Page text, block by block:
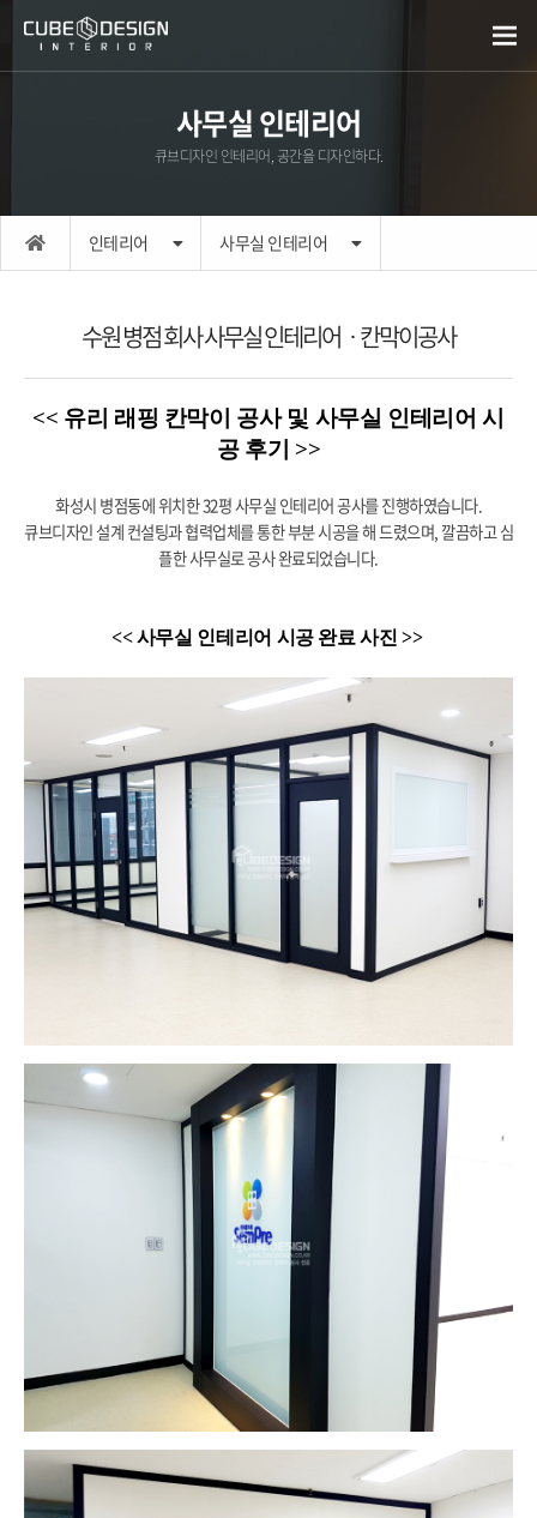
사무실 인테리어
큐브디자인 인테리어, 공간을 디자인하다.
인테리어 사무실 인테리어
수원 병점 회사 사무실 인테리어ㆍ칸막이공사
<< 유리 래핑 칸막이 공사 및 사무실 인테리어 시
공 후기 >>
화성시 병점동에 위치한 32평 사무실 인테리어 공사를 진행하였습니다.
큐브디자인 설계 컨설팅과 협력업체를 통한 부분 시공을 해 드렸으며, 깔끔하고 심
플한 사무실로 공사 완료되었습니다.
<< 사무실 인테리어 시공 완료 사진 >>